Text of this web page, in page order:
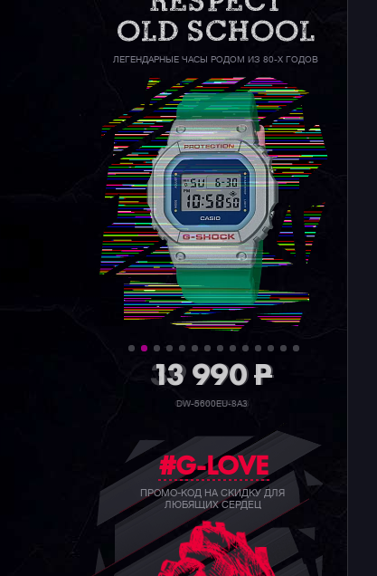
ЛЕГЕНДАРНЫЕ ЧАСЫ РОДОМ ИЗ 80-Х ГОДОВ
39 990P
GW-B5600BC-1B
#G-LOVE
ПРОМО-КОД НА СКИДКУ ДЛЯ
ЛЮБЯЩИХ СЕРДЕЦ